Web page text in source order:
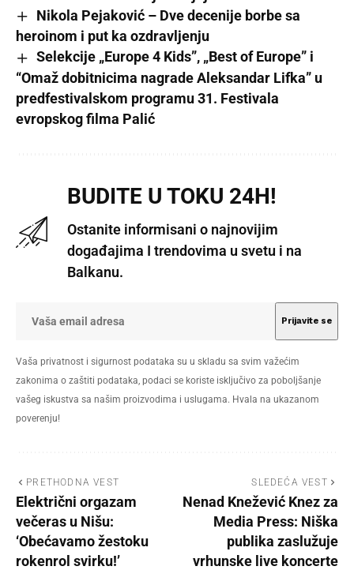
Nikola Pejaković – Dve decenije borbe sa
heroinom i put ka ozdravljenju
Selekcije „Europe 4 Kids”, „Best of Europe” i
“Omaž dobitnicima nagrade Aleksandar Lifka” u
predfestivalskom programu 31. Festivala
evropskog filma Palić
BUDITE U TOKU 24H!
Ostanite informisani o najnovijim
događajima I trendovima u svetu i na
Balkanu.
Vaša privatnost i sigurnost podataka su u skladu sa svim važećim
zakonima o zaštiti podataka, podaci se koriste isključivo za poboljšanje
vašeg iskustva sa našim proizvodima i uslugama. Hvala na ukazanom
poverenju!
PRETHODNA VEST
Električni orgazam
večeras u Nišu:
‘Obećavamo žestoku
rokenrol svirku!’
SLEDEĆA VEST
Nenad Knežević Knez za
Media Press: Niška
publika zaslužuje
vrhunske live koncerte